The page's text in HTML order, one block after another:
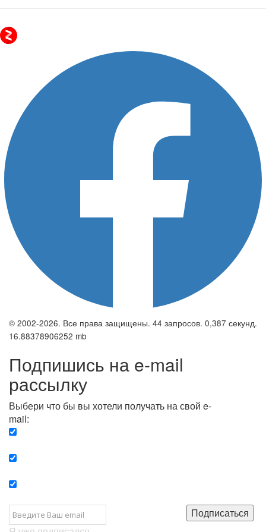
© 2002-2026. Все права защищены. 44 запросов. 0,387 секунд.
16.88378906252 mb
Подпишись на e-mail
рассылку
Выбери что бы вы хотели получать на свой e-
mail:
Подписаться